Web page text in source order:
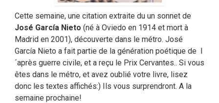
Cette semaine, une citation extraite du un sonnet de
José García Nieto (né à Oviedo en 1914 et mort à
Madrid en 2001), découverte dans le métro. José
García Nieto a fait partie de la génération poétique de l
´après guerre civile, et a reçu le Prix Cervantes.. Si vous
êtes dans le métro, et avez oublié votre livre, lisez
donc les textes affichés:) Ils vous surprendront. A la
semaine prochaine!